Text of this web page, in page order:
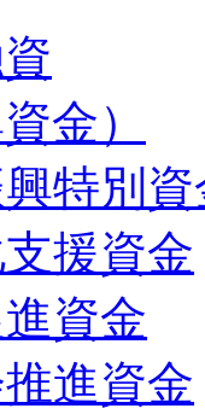
金）
特別資
援資金
資金
進資金